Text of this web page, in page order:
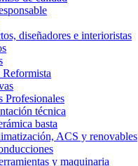
diseñadores e interioristas
Profesionales
técnica
basta
ACS y renovables
y maquinaria